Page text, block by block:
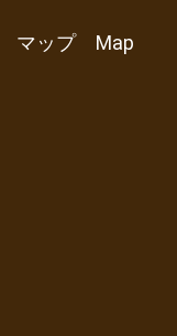
マップ Map